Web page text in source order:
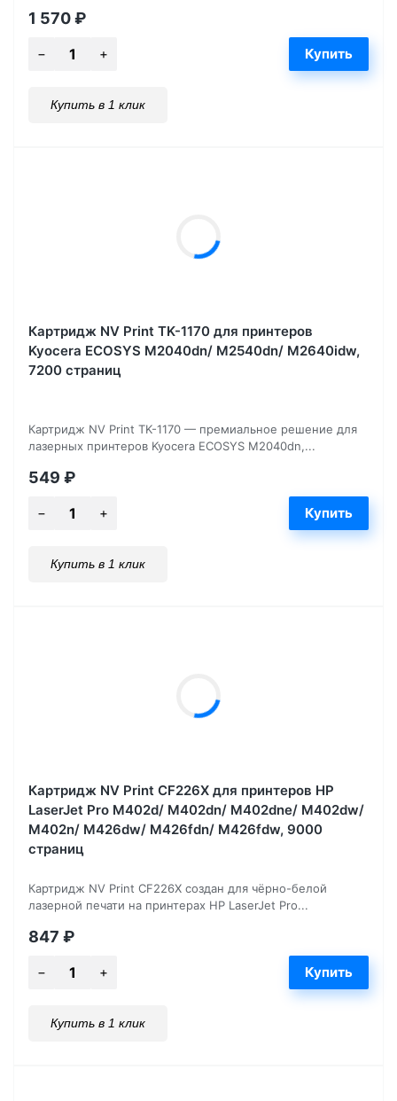
1 570₽
Купить в 1 клик
Картридж NV Print TK-1170 для принтеров
Kyocera ECOSYS M2040dn/ M2540dn/ M2640idw,
7200 страниц
Картридж NV Print TK-1170 — премиальное решение для
лазерных принтеров Kyocera ECOSYS M2040dn,...
549 ₽
Купить в 1 клик
Картридж NV Print CF226X для принтеров HP
LaserJet Pro M402d/ M402dn/ M402dne/ M402dw/
M402n/ M426dw/ M426fdn/ M426fdw, 9000
страниц
Картридж NV Print CF226X создан для чёрно-белой
лазерной печати на принтерах HP LaserJet Pro...
847 ₽
Купить в 1 клик